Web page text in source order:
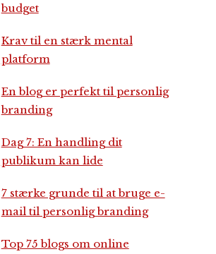
budget
Krav til en stærk mental
platform
En blog er perfekt til personlig
branding
Dag 7: En handling dit
publikum kan lide
7 stærke grunde til at bruge e-
mail til personlig branding
Top 75 blogs om online